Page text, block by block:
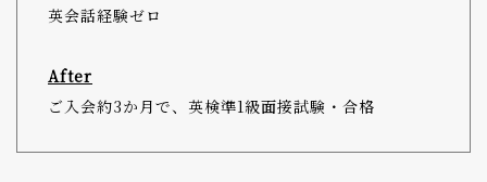
英会話経験ゼロ
After
ご入会約3か月で、英検準1級面接試験・合格